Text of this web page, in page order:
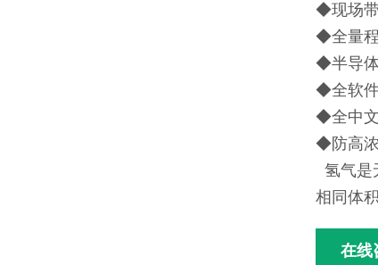
◆现场带
◆全量程
◆半导
◆全软件
◆全中文
◆防高
氢气是
相同体
在线